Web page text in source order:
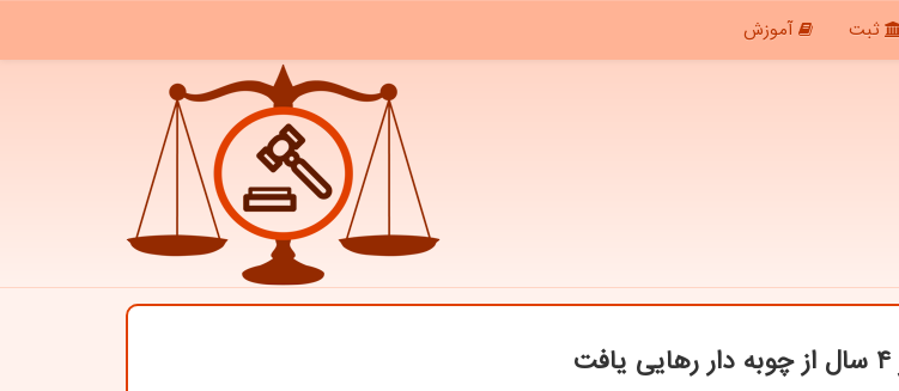
ثبت آموزش